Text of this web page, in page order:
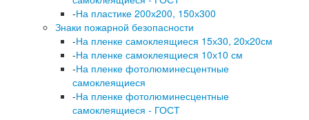
-На пластике 200х200, 150х300
Знаки пожарной безопасности
-На пленке самоклеящиеся 15х30, 20х20см
-На пленке самоклеящиеся 10х10 см
-На пленке фотолюминесцентные
самоклеящиеся
-На пленке фотолюминесцентные
самоклеящиеся - ГОСТ